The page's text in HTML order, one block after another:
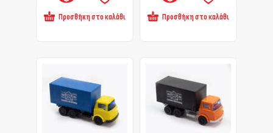
Προσθήκη στο καλάθι Προσθήκη στο καλάθι